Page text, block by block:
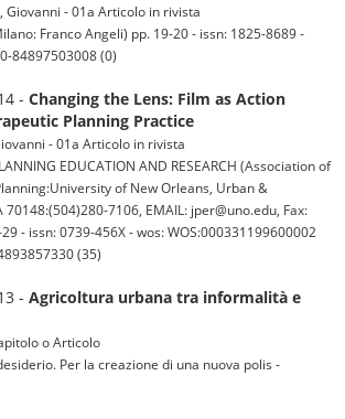
Giovanni - 01a Articolo in rivista
Franco Angeli) pp. 19-20 - issn: 1825-8689 -
84897503008 (0)
- Changing the Lens: Film as Action
Planning Practice
- 01a Articolo in rivista
EDUCATION AND RESEARCH (Association of
of New Orleans, Urban &
70148:(504)280-7106, EMAIL: jper@uno.edu, Fax:
- issn: 0739-456X - wos: WOS:000331199600002
(35)
- Agricoltura urbana tra informalità e
o Articolo
Per la creazione di una nuova polis -